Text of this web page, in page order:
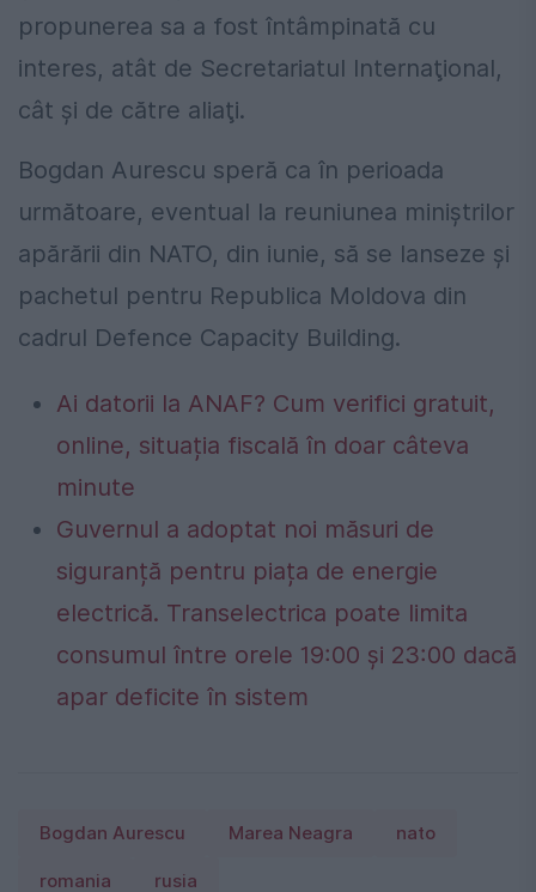
propunerea sa a fost întâmpinată cu
interes, atât de Secretariatul Internaţional,
cât şi de către aliaţi.
Bogdan Aurescu speră ca în perioada
următoare, eventual la reuniunea miniştrilor
apărării din NATO, din iunie, să se lanseze şi
pachetul pentru Republica Moldova din
cadrul Defence Capacity Building.
Ai datorii la ANAF? Cum verifici gratuit,
online, situația fiscală în doar câteva
minute
Guvernul a adoptat noi măsuri de
siguranță pentru piața de energie
electrică. Transelectrica poate limita
consumul între orele 19:00 și 23:00 dacă
apar deficite în sistem
Bogdan Aurescu Marea Neagra nato
romania rusia